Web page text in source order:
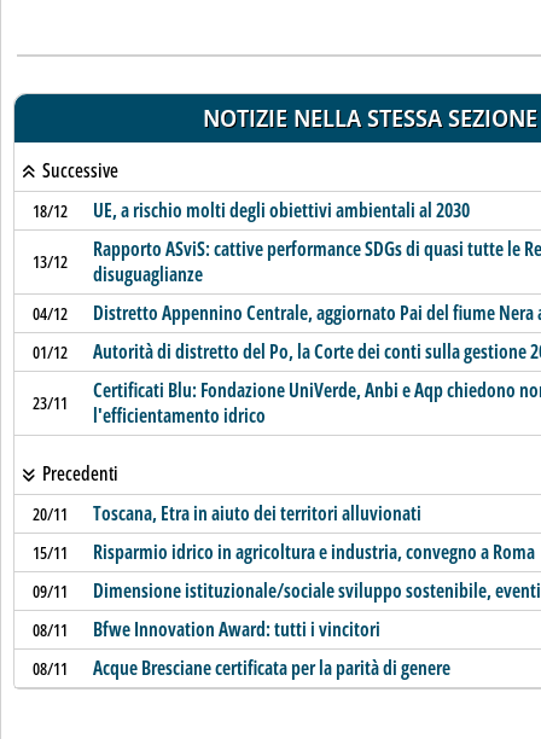
NOTIZIE NELLA STESSA SEZIONE
Successive
18/12 UE, a rischio molti degli obiettivi ambientali al 2030
13/12
Rapporto ASviS: cattive performance SDGs di quasi tutte le
disuguaglianze
04/12 Distretto Appennino Centrale, aggiornato Pai del fiume Nera
01/12 Autorità di distretto del Po, la Corte dei conti sulla gestione
23/11
Certificati Blu: Fondazione UniVerde, Anbi e Aqp chiedono
l'efficientamento idrico
Precedenti
20/11 Toscana, Etra in aiuto dei territori alluvionati
15/11 Risparmio idrico in agricoltura e industria, convegno a Roma
09/11 Dimensione istituzionale/sociale sviluppo sostenibile, eventi
08/11 Bfwe Innovation Award: tutti i vincitori
08/11 Acque Bresciane certificata per la parità di genere